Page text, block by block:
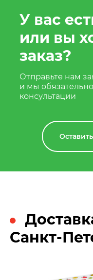
У вас
или вы
заказ?
Отправьте нам
и мы
консультации
Санкт-